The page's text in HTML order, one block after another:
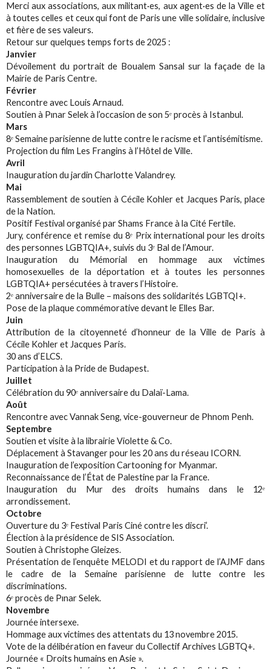
Merci aux associations, aux militant·es, aux agent·es de la Ville et
à toutes celles et ceux qui font de Paris une ville solidaire, inclusive
et fière de ses valeurs.
Retour sur quelques temps forts de 2025 :
Janvier
Dévoilement du portrait de Boualem Sansal sur la façade de la
Mairie de Paris Centre.
Février
Rencontre avec Louis Arnaud.
Soutien à Pınar Selek à l’occasion de son 5ᵉ procès à Istanbul.
Mars
8ᵉ Semaine parisienne de lutte contre le racisme et l’antisémitisme.
Projection du film Les Frangins à l’Hôtel de Ville.
Avril
Inauguration du jardin Charlotte Valandrey.
Mai
Rassemblement de soutien à Cécile Kohler et Jacques Paris, place
de la Nation.
Positif Festival organisé par Shams France à la Cité Fertile.
Jury, conférence et remise du 8ᵉ Prix international pour les droits
des personnes LGBTQIA+, suivis du 3ᵉ Bal de l’Amour.
Inauguration du Mémorial en hommage aux victimes
homosexuelles de la déportation et à toutes les personnes
LGBTQIA+ persécutées à travers l’Histoire.
2ᵉ anniversaire de la Bulle – maisons des solidarités LGBTQI+.
Pose de la plaque commémorative devant le Elles Bar.
Juin
Attribution de la citoyenneté d’honneur de la Ville de Paris à
Cécile Kohler et Jacques Paris.
30 ans d’ELCS.
Participation à la Pride de Budapest.
Juillet
Célébration du 90ᵉ anniversaire du Dalaï-Lama.
Août
Rencontre avec Vannak Seng, vice-gouverneur de Phnom Penh.
Septembre
Soutien et visite à la librairie Violette & Co.
Déplacement à Stavanger pour les 20 ans du réseau ICORN.
Inauguration de l’exposition Cartooning for Myanmar.
Reconnaissance de l’État de Palestine par la France.
Inauguration du Mur des droits humains dans le 12ᵉ
arrondissement.
Octobre
Ouverture du 3ᵉ Festival Paris Ciné contre les discri’.
Élection à la présidence de SIS Association.
Soutien à Christophe Gleizes.
Présentation de l’enquête MELODI et du rapport de l’AJMF dans
le cadre de la Semaine parisienne de lutte contre les
discriminations.
6ᵉ procès de Pınar Selek.
Novembre
Journée intersexe.
Hommage aux victimes des attentats du 13 novembre 2015.
Vote de la délibération en faveur du Collectif Archives LGBTQ+.
Journée « Droits humains en Asie ».